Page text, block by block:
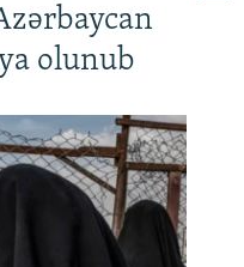
olunub